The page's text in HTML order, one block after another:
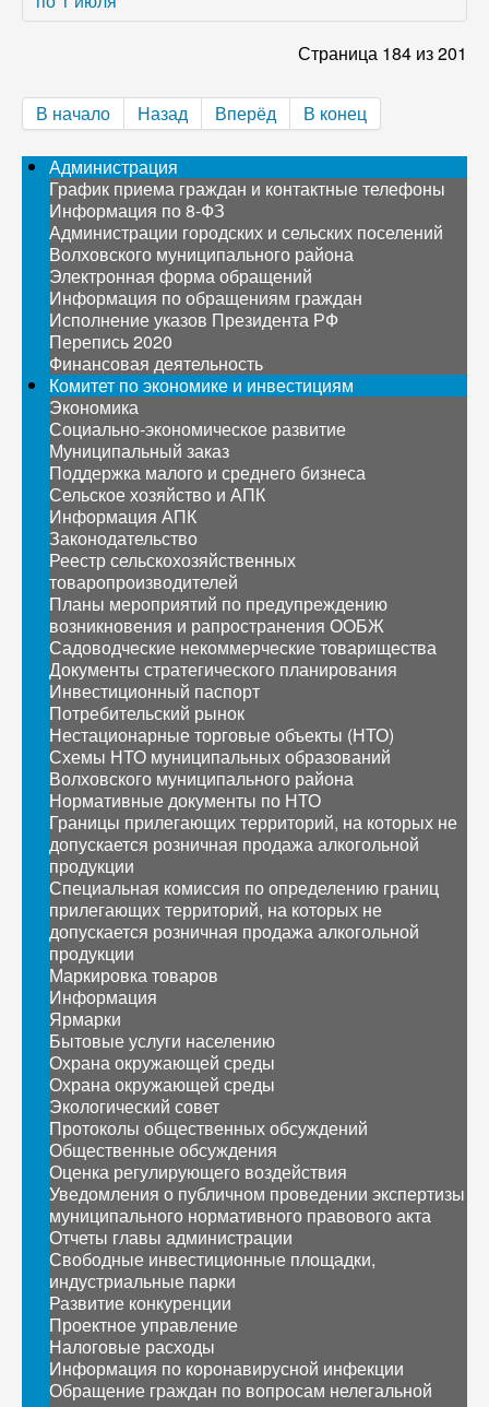
Страница 184 из 201
В начало Назад Вперёд В конец
Администрация
График приема граждан и контактные телефоны
Информация по 8-ФЗ
Администрации городских и сельских поселений
Волховского муниципального района
Электронная форма обращений
Информация по обращениям граждан
Исполнение указов Президента РФ
Перепись 2020
Финансовая деятельность
Комитет по экономике и инвестициям
Экономика
Социально-экономическое развитие
Муниципальный заказ
Поддержка малого и среднего бизнеса
Сельское хозяйство и АПК
Информация АПК
Законодательство
Реестр сельскохозяйственных
товаропроизводителей
Планы мероприятий по предупреждению
возникновения и рапространения ООБЖ
Садоводческие некоммерческие товарищества
Документы стратегического планирования
Инвестиционный паспорт
Потребительский рынок
Нестационарные торговые объекты (НТО)
Схемы НТО муниципальных образований
Волховского муниципального района
Нормативные документы по НТО
Границы прилегающих территорий, на которых не
допускается розничная продажа алкогольной
продукции
Специальная комиссия по определению границ
прилегающих территорий, на которых не
допускается розничная продажа алкогольной
продукции
Маркировка товаров
Информация
Ярмарки
Бытовые услуги населению
Охрана окружающей среды
Охрана окружающей среды
Экологический совет
Протоколы общественных обсуждений
Общественные обсуждения
Оценка регулирующего воздействия
Уведомления о публичном проведении экспертизы
муниципального нормативного правового акта
Отчеты главы администрации
Свободные инвестиционные площадки,
индустриальные парки
Развитие конкуренции
Проектное управление
Налоговые расходы
Информация по коронавирусной инфекции
Обращение граждан по вопросам нелегальной